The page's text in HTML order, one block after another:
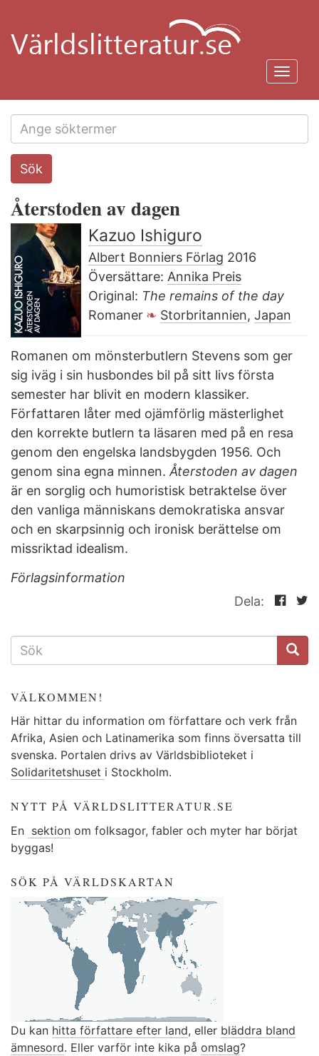
huvudinnehåll
Search
this
Sök
Återstoden av dagen
Kazuo Ishiguro
Albert Bonniers Förlag 2016
Översättare: Annika Preis
Original: The remains of the day
Romaner
Storbritannien, Japan
Romanen om mönsterbutlern Stevens som ger
sig iväg i sin husbondes bil på sitt livs första
semester har blivit en modern klassiker.
Författaren låter med ojämförlig mästerlighet
den korrekte butlern ta läsaren med på en resa
genom den engelska landsbygden 1956. Och
genom sina egna minnen.Återstoden av dagen
är en sorglig och humoristisk betraktelse över
den vanliga människans demokratiska ansvar
och en skarpsinnig och ironisk berättelse om
missriktad idealism.
Förlagsinformation
Dela:
SÖKFORMULÄR
VÄLKOMMEN!
Här hittar du information om författare och verk från
Afrika, Asien och Latinamerika som finns översatta till
svenska. Portalen drivs av Världsbiblioteket i
Solidaritetshuset i Stockholm.
NYTT PÅ VÄRLDSLITTERATUR.SE
En sektion om folksagor, fabler och myter har börjat
byggas!
SÖK PÅ VÄRLDSKARTAN
Du kan hitta författare efter land, eller bläddra bland
ämnesord. Eller varför inte kika på omslag?